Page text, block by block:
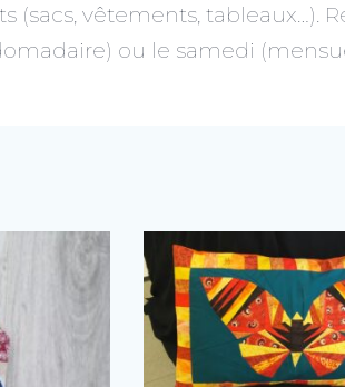
(sacs, vêtements, tableaux…).
ou le samedi